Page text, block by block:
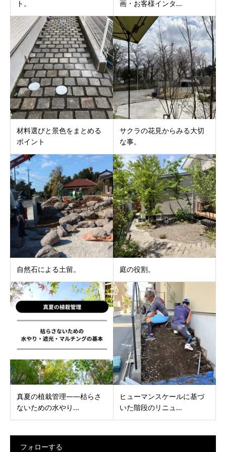
ト。 画・お客様インタ...
材料選びと景色をまとめる
ポイント
サクラの花見からみる大切
な事。
自然石による土留。 庭の役割。
真夏の植栽管理——枯らさ
ないための水やり...
ヒューマンスケールに基づ
いた階段のリニュ...
フォローする